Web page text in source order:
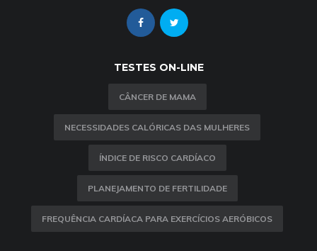
TESTES ON-LINE
CÂNCER DE MAMA
NECESSIDADES CALÓRICAS DAS MULHERES
ÍNDICE DE RISCO CARDÍACO
PLANEJAMENTO DE FERTILIDADE
FREQUÊNCIA CARDÍACA PARA EXERCÍCIOS AERÓBICOS